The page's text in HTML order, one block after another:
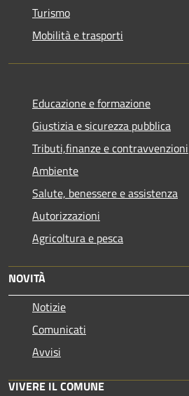
Turismo
Mobilità e trasporti
Educazione e formazione
Giustizia e sicurezza pubblica
Tributi,finanze e contravvenzioni
Ambiente
Salute, benessere e assistenza
Autorizzazioni
Agricoltura e pesca
NOVITÀ
Notizie
Comunicati
Avvisi
VIVERE IL COMUNE